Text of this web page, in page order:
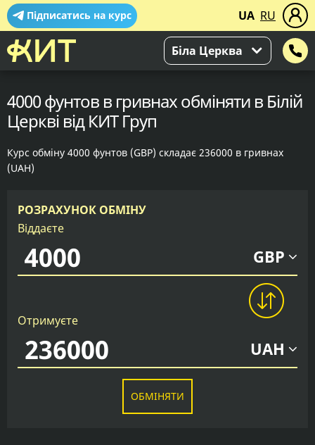
Підписатись на курс UA RU
Біла Церква
4000 фунтов в гривнах обміняти в Білій
Церкві від КИТ Груп
Курс обміну 4000 фунтов (GBP) складає 236000 в гривнах
(UAH)
РОЗРАХУНОК ОБМІНУ
Віддаєте
GBP
Отримуєте
UAH
ОБМІНЯТИ